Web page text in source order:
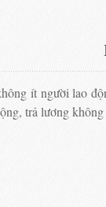
ít người lao
trả lương